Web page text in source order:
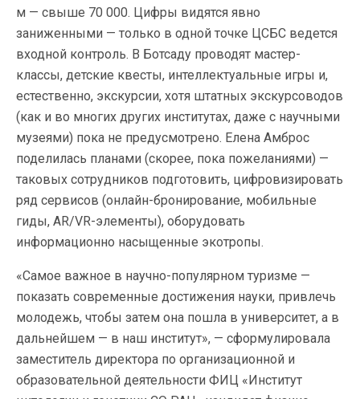
м — свыше 70 000. Цифры видятся явно
заниженными — только в одной точке ЦСБС ведется
входной контроль. В Ботсаду проводят мастер-
классы, детские квесты, интеллектуальные игры и,
естественно, экскурсии, хотя штатных экскурсоводов
(как и во многих других институтах, даже с научными
музеями) пока не предусмотрено. Елена Амброс
поделилась планами (скорее, пока пожеланиями) —
таковых сотрудников подготовить, цифровизировать
ряд сервисов (онлайн-бронирование, мобильные
гиды, AR/VR-элементы), оборудовать
информационно насыщенные экотропы.
«Самое важное в научно-популярном туризме —
показать современные достижения науки, привлечь
молодежь, чтобы затем она пошла в университет, а в
дальнейшем — в наш институт», — сформулировала
заместитель директора по организационной и
образовательной деятельности ФИЦ «Институт